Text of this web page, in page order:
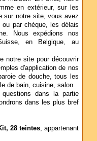
en extérieur, sur les
sur notre site, vous avez
ou par chèque, les délais
Nous expédions nos
en Belgique, au
notre site pour découvrir
d'application de nos
de douche, tous les
de bain, cuisine, salon.
dans la partie
dans les plus bref
28 teintes, appartenant